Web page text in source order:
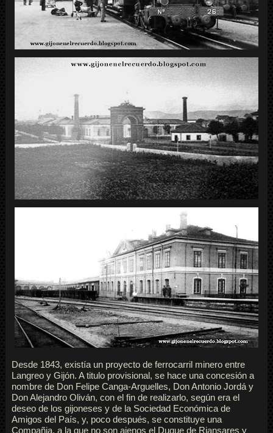
Desde 1843, existía un proyecto de ferrocarril minero entre
Langreo y Gijón. A titulo provisional, se hace una concesión a
nombre de Don Felipe Canga-Arguelles, Don Antonio Jordá y
Don Alejandro Oliván, con el fin de realizarlo, según era el
deseo de los gijoneses y de la Sociedad Económica de
Amigos del País, y, poco después, se constituye una
Compañia, a la que no son ajenos el Duque de Riansares y